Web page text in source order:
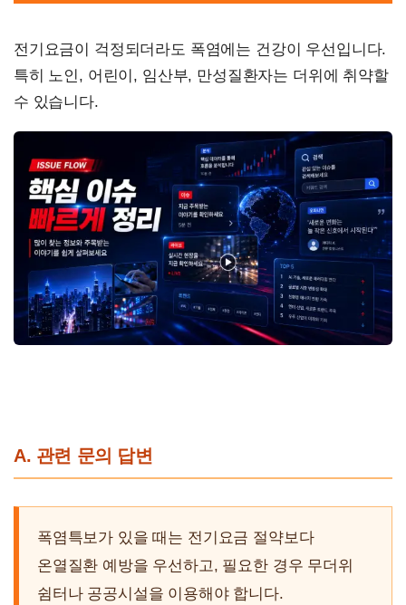
전기요금이 걱정되더라도 폭염에는 건강이 우선입니다.
특히 노인, 어린이, 임산부, 만성질환자는 더위에 취약할
수 있습니다.
A. 관련 문의 답변
폭염특보가 있을 때는 전기요금 절약보다
온열질환 예방을 우선하고, 필요한 경우 무더위
쉼터나 공공시설을 이용해야 합니다.